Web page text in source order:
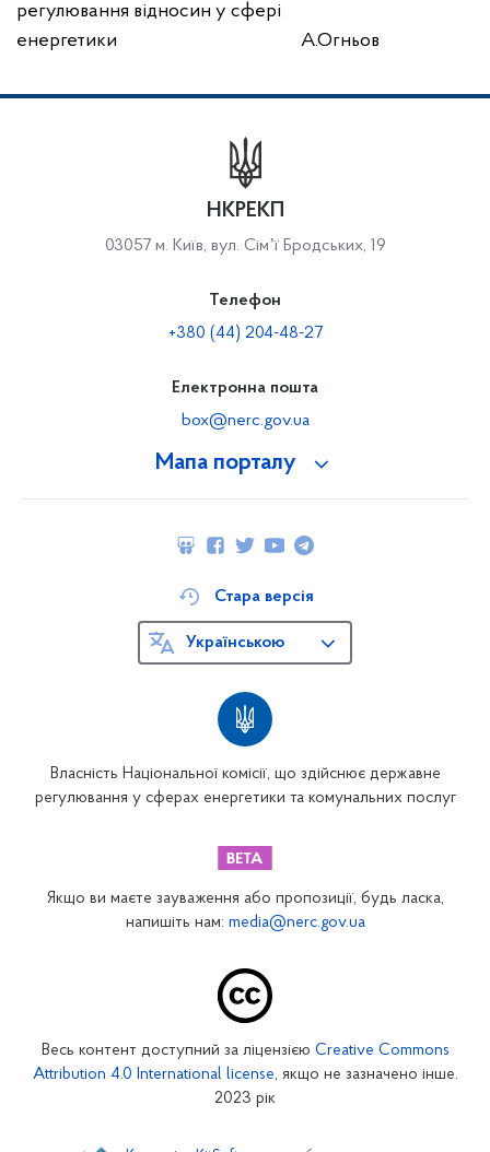
регулювання відносин у сфері
енергетики
А.Огньов
Мапа порталу
НКРЕКП
03057 м. Київ, вул. Сімʼї Бродських, 19
Телефон
+380 (44) 204-48-27
Електронна пошта
box@nerc.gov.ua
Власність Національної комісії, що здійснює державне
регулювання у сферах енергетики та комунальних послуг
Стара версія
Українською
Якщо ви маєте зауваження або пропозиції, будь ласка,
напишіть нам: media@nerc.gov.ua
Весь контент доступний за ліцензією Creative Commons
Attribution 4.0 International license, якщо не зазначено інше.
2023 рік